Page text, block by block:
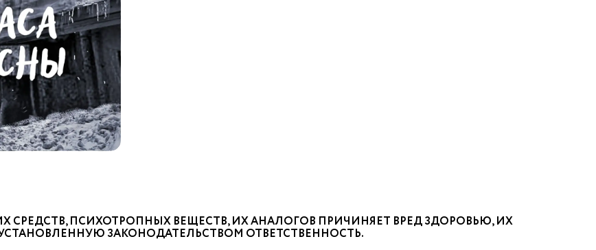
СРЕДСТВ, ПСИХОТРОПНЫХ ВЕЩЕСТВ, ИХ АНАЛОГОВ ПРИЧИНЯЕТ ВРЕД ЗДОРОВЬЮ, ИХ
ЗАКОНОДАТЕЛЬСТВОМ ОТВЕТСТВЕННОСТЬ.